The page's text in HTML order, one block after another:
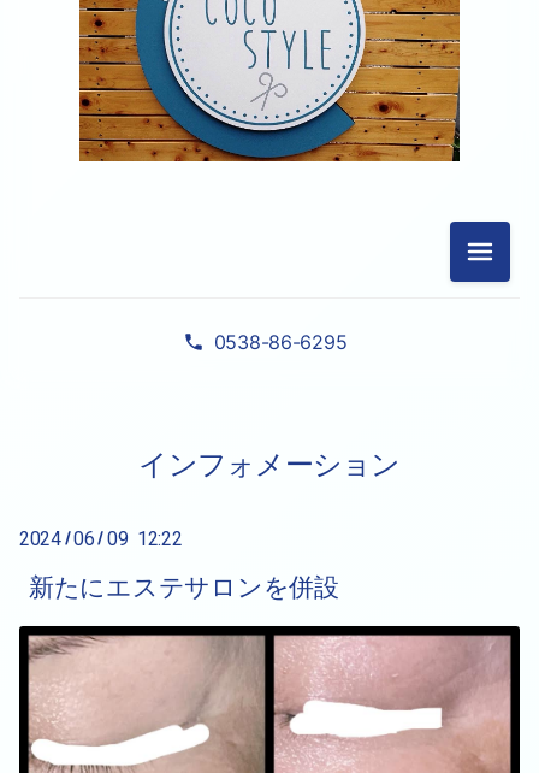
0538-86-6295
2026-04（1）
2024-06（1）
2019-02（1）
メニュ
インフォメーション
2024/06 / 09 12:22
新たにエステサロンを併設